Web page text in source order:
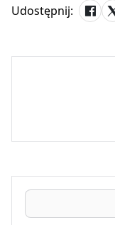
Udostępnij: